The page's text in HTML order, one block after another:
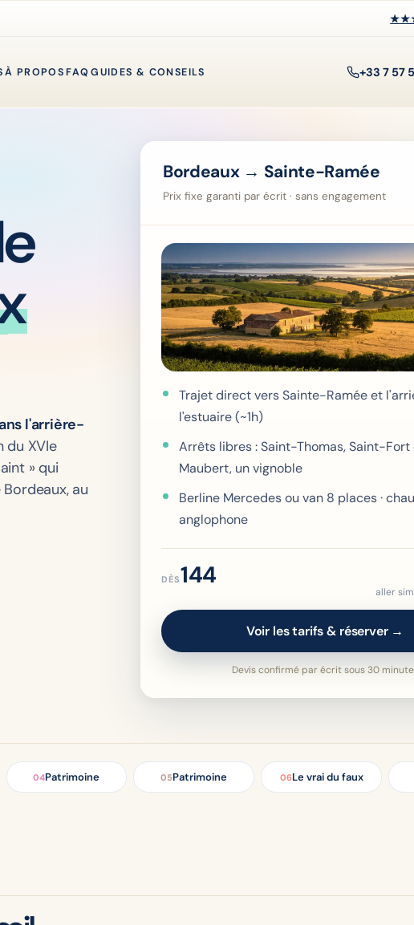
À PROPOSFAQ GUIDES & CONSEILS +33 7 57
l'arrière-
du XVIe
» qui
au
Bordeaux → Sainte-Ramée
Prix fixe garanti par écrit · sans engagement
Trajet direct vers Sainte-Ramée et
l'estuaire (~1h)
Arrêts libres : Saint-Thomas, Saint-
Maubert, un vignoble
Berline Mercedes ou van 8 places ·
anglophone
DÈS144
aller
Voir les tarifs & réserver →
Devis confirmé par écrit sous 30
04Patrimoine 05Patrimoine 06Le vrai du faux